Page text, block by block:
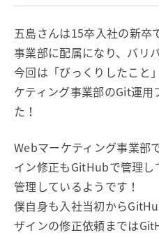
五島さんは15卒入社の新卒
事業部に配属になり、バリ
今回は「びっくりしたこと
ケティング事業部のGit運用
た！
Webマーケティング事業部
イン修正もGitHubで管理し
管理しているようです！
僕自身も入社当初から
ザインの修正依頼までは